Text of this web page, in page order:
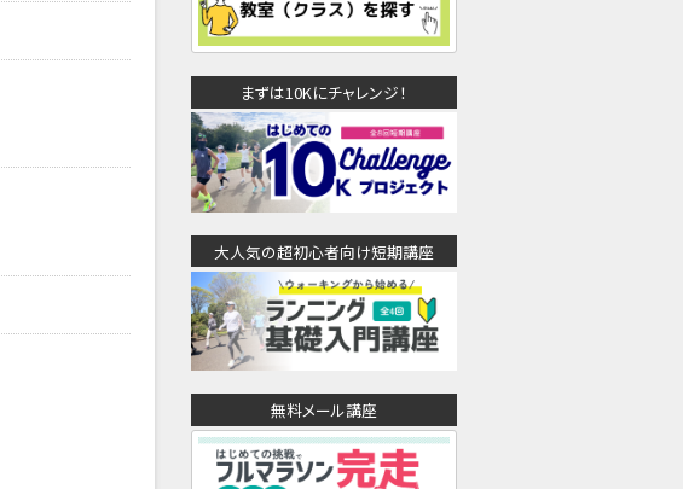
まずは10Kにチャレンジ！
大人気の超初心者向け短期講座
無料メール講座